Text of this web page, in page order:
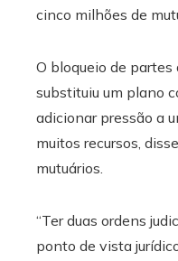
cinco milhões de
O bloqueio de partes
substituiu um plano
adicionar pressão a
muitos recursos,
mutuários.
“Ter duas ordens
ponto de vista